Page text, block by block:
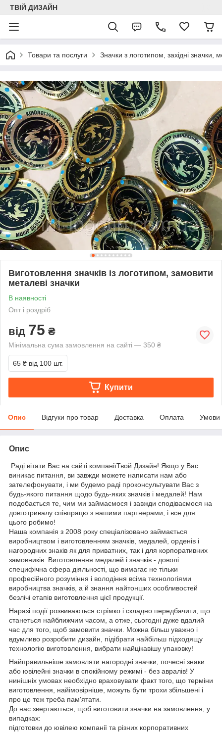
ТВІЙ ДИЗАЙН
Товари та послуги Значки з логотипом, західні значки,
Виготовлення значків із логотипом, замовити
металеві значки
В наявності
Опт і роздріб
від 75 ₴
Мінімальна сума замовлення на сайті — 350 ₴
65 ₴ від 100 шт.
Купити
Опис Відгуки про товар Доставка Оплата Умови
Опис
Раді вітати Вас на сайті компаніїТвой Дизайн! Якщо у Вас
виникає питання, ви завжди можете написати нам або
зателефонувати, і ми будемо раді проконсультувати Вас з
будь-якого питання щодо будь-яких значків і медалей! Нам
подобається те, чим ми займаємося і завжди сподіваємося на
довготривалу співпрацю з нашими партнерами, і все для
цього робимо!
Наша компанія з 2008 року спеціалізовано займається
виробництвом і виготовленням значків, медалей, орденів і
нагородних знаків як для приватних, так і для корпоративних
замовників. Виготовлення медалей і значків - доволі
специфічна сфера діяльності, що вимагає не тільки
професійного розуміння і володіння всіма технологіями
виробництва значків, а й знання найтонших особливостей
безлічі етапів виготовлення цієї продукції.
Наразі події розвиваються стрімко і складно передбачити, що
станеться найближчим часом, а отже, сьогодні дуже вдалий
час для того, щоб замовити значки. Можна більш уважно і
вдумливо розробити дизайн, підібрати найбільш підходящу
технологію виготовлення, вибрати найцікавішу упаковку!
Найправильніше замовляти нагородні значки, почесні знаки
або ювілейні значки в спокійному режимі - без авралів! У
нинішніх умовах необхідно враховувати факт того, що терміни
виготовлення, найімовірніше, можуть бути трохи збільшені і
про це теж треба пам'ятати.
До нас звертаються, щоб виготовити значки на замовлення, у
випадках:
підготовки до ювілею компанії та різних корпоративних